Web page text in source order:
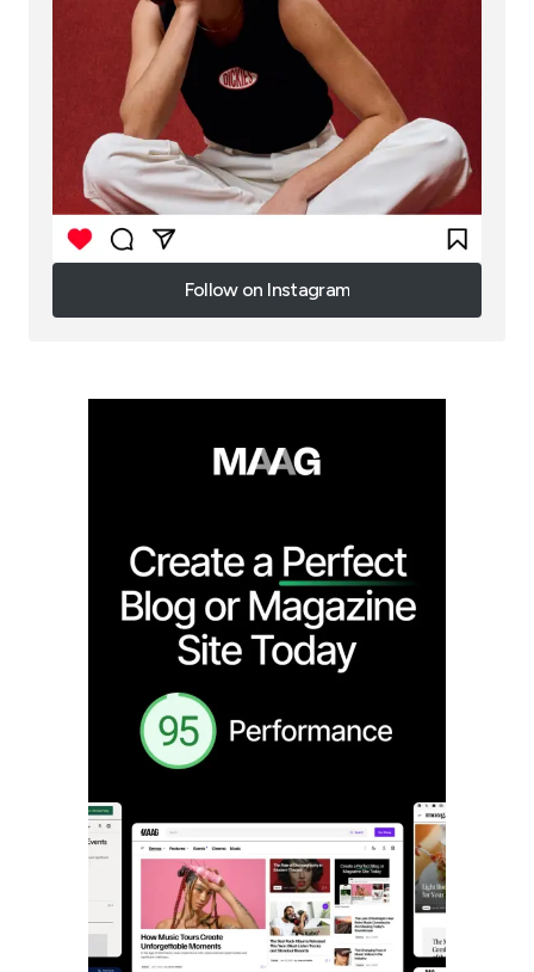
Follow on Instagram
Follow on Instagram